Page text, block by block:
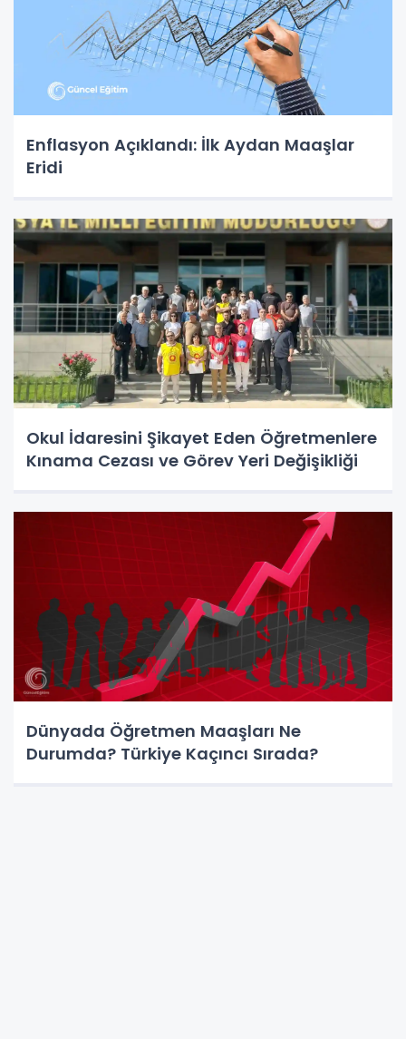
Enflasyon Açıklandı: İlk Aydan Maaşlar
Eridi
Okul İdaresini Şikayet Eden Öğretmenlere
Kınama Cezası ve Görev Yeri Değişikliği
Dünyada Öğretmen Maaşları Ne
Durumda? Türkiye Kaçıncı Sırada?